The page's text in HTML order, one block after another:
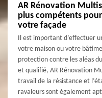
AR Rénovation
plus compétents
votre façade
Il est important d’effectuer
votre maison ou votre
protection contre les aléas
et qualifié, AR Rénovation
travail de la résistance et
ravaleurs sont également